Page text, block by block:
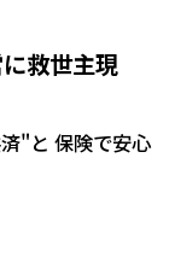
救世主現
"と 保険で安心